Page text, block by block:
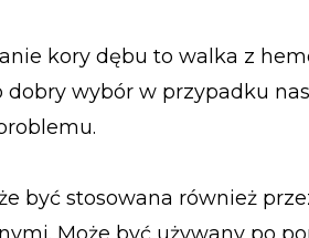
kory dębu to walka z
dobry wybór w przypadku
być stosowana również